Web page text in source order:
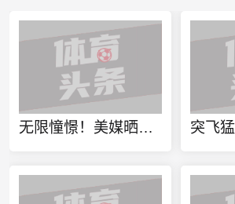
无限憧憬！美媒晒字母哥雷霆球衣P图：是时候了？